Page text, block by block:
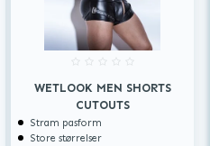
WETLOOK MEN SHORTS
CUTOUTS
Stram pasform
Store størrelser